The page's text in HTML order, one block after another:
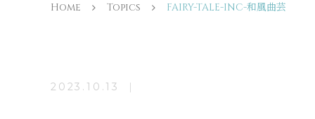
Home Topics FAIRY-TALE-INC-和風曲芸
2023.10.13